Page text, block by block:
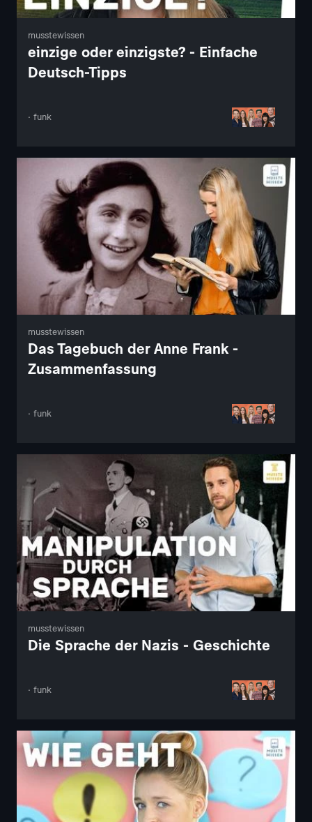
musstewissen
einzige oder einzigste? - Einfache
Deutsch-Tipps
· funk
musstewissen
Das Tagebuch der Anne Frank -
Zusammenfassung
· funk
musstewissen
Die Sprache der Nazis - Geschichte
· funk